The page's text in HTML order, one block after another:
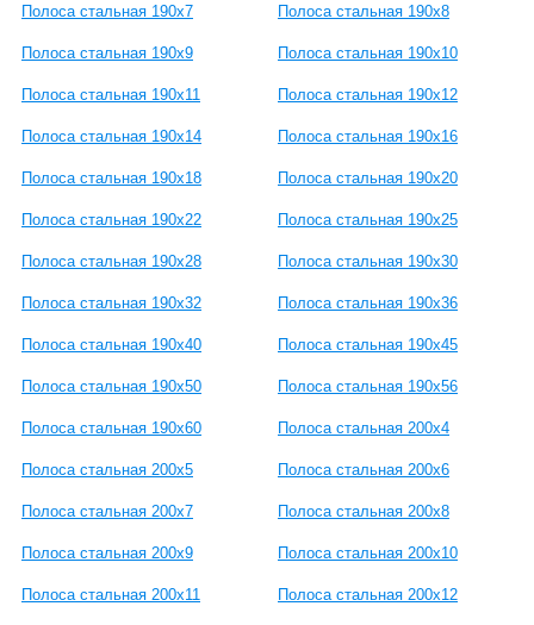
Полоса стальная 190x7 Полоса стальная 190x8
Полоса стальная 190x9 Полоса стальная 190x10
Полоса стальная 190x11 Полоса стальная 190x12
Полоса стальная 190x14 Полоса стальная 190x16
Полоса стальная 190x18 Полоса стальная 190x20
Полоса стальная 190x22 Полоса стальная 190x25
Полоса стальная 190x28 Полоса стальная 190x30
Полоса стальная 190x32 Полоса стальная 190x36
Полоса стальная 190x40 Полоса стальная 190x45
Полоса стальная 190x50 Полоса стальная 190x56
Полоса стальная 190x60 Полоса стальная 200x4
Полоса стальная 200x5 Полоса стальная 200x6
Полоса стальная 200x7 Полоса стальная 200x8
Полоса стальная 200x9 Полоса стальная 200x10
Полоса стальная 200x11 Полоса стальная 200x12